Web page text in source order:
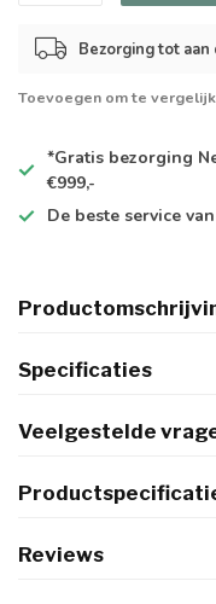
Bezorging tot
Toevoegen om te
*Gratis bezorging
€999,-
De beste service
Specificaties
Veelgestelde
Reviews